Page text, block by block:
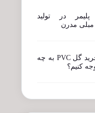
پلیمر در تولید
مبلی مدرن
هنگام خرید گل PVC به چه
کنیم؟